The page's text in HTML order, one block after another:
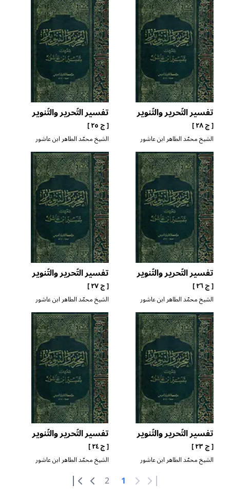
تفسير التّحرير والتّنوير
[ ج ٢٨ ]
الشيخ محمّد الطاهر ابن عاشور
تفسير التّحرير والتّنوير
[ ج ٢٥ ]
الشيخ محمّد الطاهر ابن عاشور
تفسير التّحرير والتّنوير
[ ج ٢٦ ]
الشيخ محمّد الطاهر ابن عاشور
تفسير التّحرير والتّنوير
[ ج ٢٧ ]
الشيخ محمّد الطاهر ابن عاشور
تفسير التّحرير والتّنوير
[ ج ٢٣ ]
الشيخ محمّد الطاهر ابن عاشور
تفسير التّحرير والتّنوير
[ ج ٢٤ ]
الشيخ محمّد الطاهر ابن عاشور
1
2